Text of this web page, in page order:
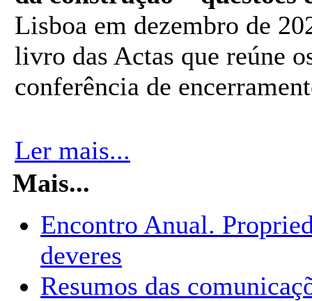
Lisboa em dezembro de
livro das Actas que reúne
conferência de
Ler mais...
Mais...
Encontro Anual.
deveres
Resumos das